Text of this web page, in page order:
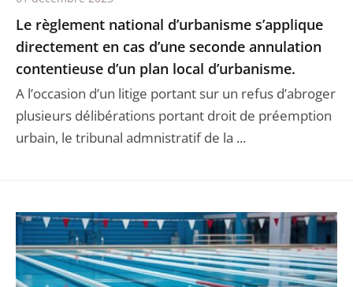
Le règlement national d’urbanisme s’applique
directement en cas d’une seconde annulation
contentieuse d’un plan local d’urbanisme.
A l’occasion d’un litige portant sur un refus d’abroger
plusieurs délibérations portant droit de préemption
urbain, le tribunal admnistratif de la ...